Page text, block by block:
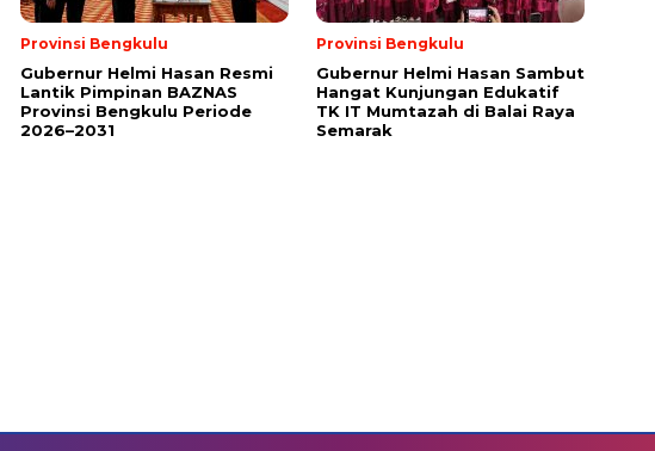
Provinsi Bengkulu
Gubernur Helmi Hasan Resmi
Lantik Pimpinan BAZNAS
Provinsi Bengkulu Periode
2026–2031
Provinsi Bengkulu
Gubernur Helmi Hasan Sambut
Hangat Kunjungan Edukatif
TK IT Mumtazah di Balai Raya
Semarak